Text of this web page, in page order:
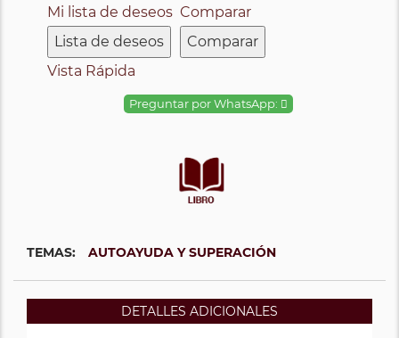
Mi lista de deseos
Lista de deseos
Comparar
Comparar
Vista Rápida
Preguntar por WhatsApp:
TEMAS: AUTOAYUDA Y SUPERACIÓN
DETALLES ADICIONALES